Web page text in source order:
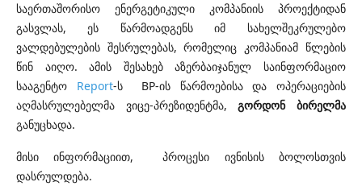
საერთაშორისო ენერგეტიკული კომპანიის პროექტიდან
გასვლას, ეს წარმოადგენს იმ სახელშეკრულებო
ვალდებულების შესრულებას, რომელიც კომპანიამ წლების
წინ აიღო. ამის შესახებ აზერბაიჯანულ საინფორმაციო
სააგენტო
Report-ს BP-ის წარმოებისა და ოპერაციების
აღმასრულებელმა ვიცე-პრეზიდენტმა,გორდონ ბირელმა
განუცხადა.
მისი ინფორმაციით, პროცესი ივნისის ბოლოსთვის
დასრულდება.